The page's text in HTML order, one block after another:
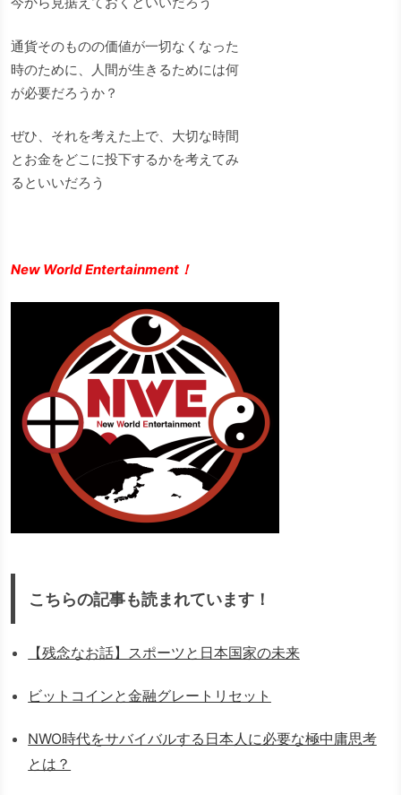
通貨そのものの価値が一切なくなった
時のために、人間が生きるためには何
が必要だろうか？
ぜひ、それを考えた上で、大切な時間
とお金をどこに投下するかを考えてみ
るといいだろう
New World Entertainment！
こちらの記事も読まれています！
【残念なお話】スポーツと日本国家の未来
ビットコインと金融グレートリセット
NWO時代をサバイバルする日本人に必要な極中庸思考
とは？